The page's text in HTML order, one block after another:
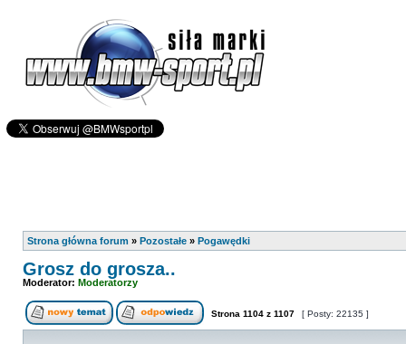
Strona główna forum » Pozostałe » Pogawędki
Grosz do grosza..
Moderator: Moderatorzy
Strona 1104 z 1107 [ Posty: 22135 ]